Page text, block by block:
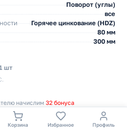
Поворот (углы)
все
Горячее цинкование (HDZ)
80 мм
300 мм
шт
начислим 32 бонуса
В корзину
Корзина Избранное Профиль